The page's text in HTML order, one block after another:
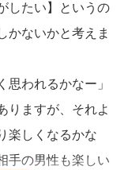
したい】というの
かないかと考えま
われるかなー」
りますが、それよ
楽しくなるかな
手の男性も楽しい